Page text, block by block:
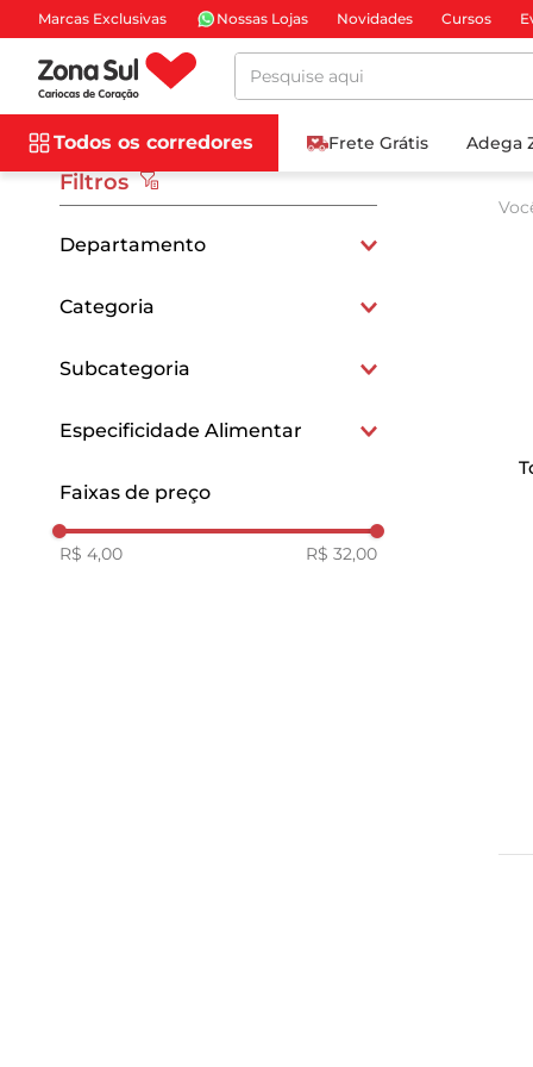
Marcas Exclusivas Nossas Lojas Novidades Cursos
Pesquise aqui
Todos os corredores Frete Grátis Adega
Filtros
Departamento
Categoria
Subcategoria
Biscoitos Salgados
Especificidade Alimentar
Vegano
Faixas de preço
R$ 4,00 R$ 32,00